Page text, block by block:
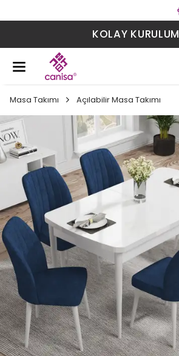
KOLAY KURULUM
Masa Takımı Açılabilir Masa Takımı